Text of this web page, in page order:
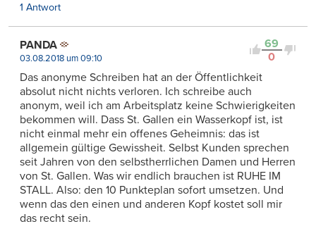
1 Antwort
69
0
PANDA
03.08.2018 um 09:10
Das anonyme Schreiben hat an der Öffentlichkeit
absolut nicht nichts verloren. Ich schreibe auch
anonym, weil ich am Arbeitsplatz keine Schwierigkeiten
bekommen will. Dass St. Gallen ein Wasserkopf ist, ist
nicht einmal mehr ein offenes Geheimnis: das ist
allgemein gültige Gewissheit. Selbst Kunden sprechen
seit Jahren von den selbstherrlichen Damen und Herren
von St. Gallen. Was wir endlich brauchen ist RUHE IM
STALL. Also: den 10 Punkteplan sofort umsetzen. Und
wenn das den einen und anderen Kopf kostet soll mir
das recht sein.